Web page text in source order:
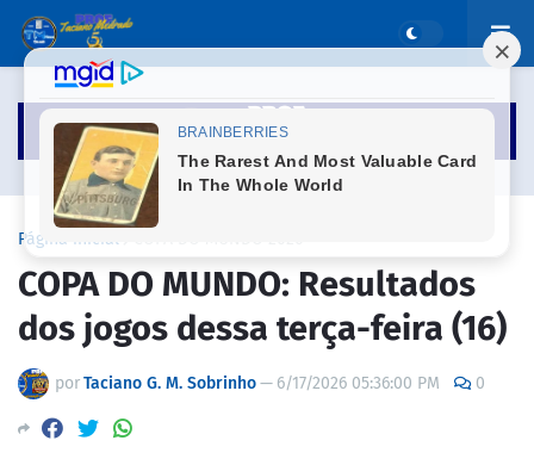
Página inicial
COPA DO MUNDO: Resultados
dos jogos dessa terça-feira (16)
porTaciano G. M. Sobrinho— 6/17/2026 05:36:00 PM 0